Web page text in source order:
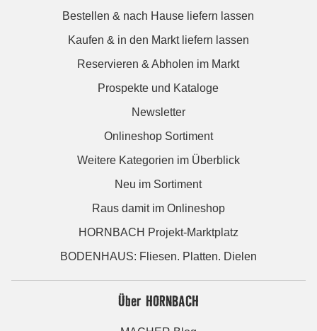
Bestellen & nach Hause liefern lassen
Kaufen & in den Markt liefern lassen
Reservieren & Abholen im Markt
Prospekte und Kataloge
Newsletter
Onlineshop Sortiment
Weitere Kategorien im Überblick
Neu im Sortiment
Raus damit im Onlineshop
HORNBACH Projekt-Marktplatz
BODENHAUS: Fliesen. Platten. Dielen
Über HORNBACH